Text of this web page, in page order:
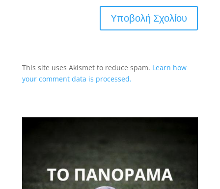
This site uses Akismet to reduce spam. Learn how
your comment data is processed.